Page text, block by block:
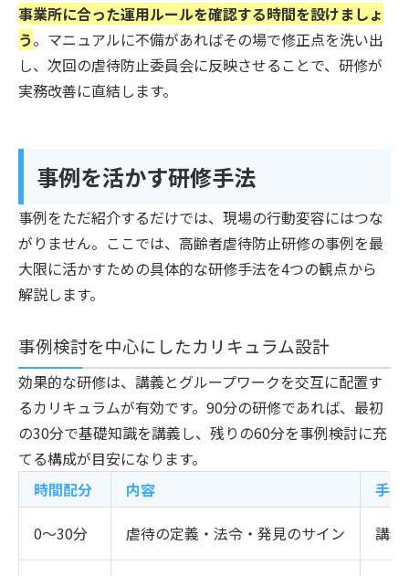
事業所に合った運用ルールを確認する時間を設けましょ
う。マニュアルに不備があればその場で修正点を洗い出
し、次回の虐待防止委員会に反映させることで、研修が
実務改善に直結します。
事例を活かす研修手法
事例をただ紹介するだけでは、現場の行動変容にはつな
がりません。ここでは、高齢者虐待防止研修の事例を最
大限に活かすための具体的な研修手法を4つの観点から
解説します。
事例検討を中心にしたカリキュラム設計
効果的な研修は、講義とグループワークを交互に配置す
るカリキュラムが有効です。90分の研修であれば、最初
の30分で基礎知識を講義し、残りの60分を事例検討に充
てる構成が目安になります。
時間配分
内容
手法
0〜30分
虐待の定義・法令・発見のサイン 講義